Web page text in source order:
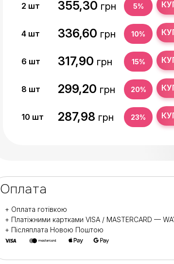
2 шт 355,30 грн 5%
4 шт 336,60 грн 10%
6 шт 317,90 грн 15%
8 шт 299,20 грн 20%
10 шт 287,98 грн 23%
Оплата
+ Оплата готівкою
+ Платіжними картками VISA / MASTERCARD —
+ Післяплата Новою Поштою